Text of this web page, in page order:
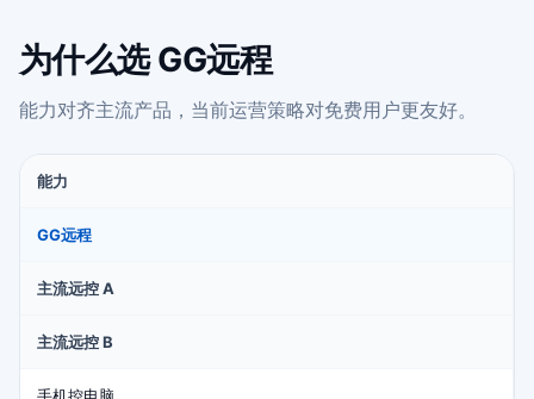
为什么选 GG远程
能力对齐主流产品，当前运营策略对免费用户更友好。
能力
GG远程
主流远控 A
主流远控 B